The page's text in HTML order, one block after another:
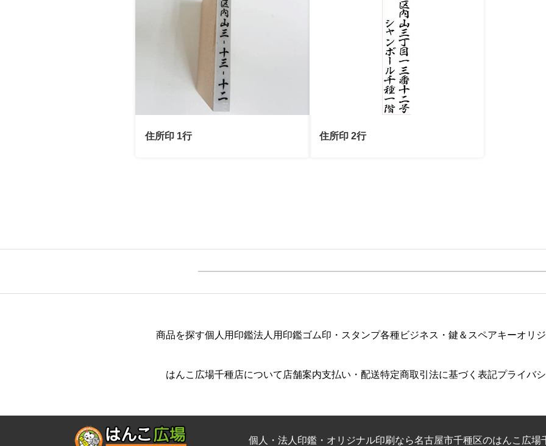
住所印 1行 住所印 2行
商品を探す個人用印鑑法人用印鑑ゴム印・スタンプ各種ビジネス・鍵＆スペアキーオリ
はんこ広場千種店について 店舗案内支払い・配送特定商取引法に基づく表記プライバ
個人・法人印鑑・オリジナル印刷なら名古屋市千種区のはんこ広場